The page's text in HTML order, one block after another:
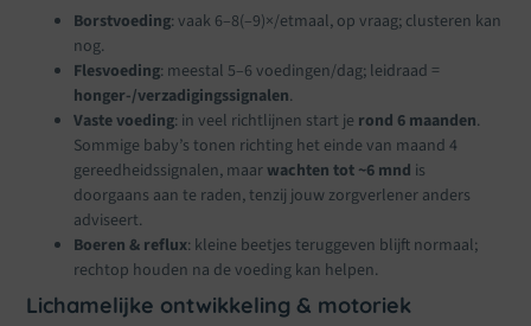
Borstvoeding: vaak 6–8(–9)×/etmaal, op vraag; clusteren kan
nog.
Flesvoeding: meestal 5–6 voedingen/dag; leidraad =
honger-/verzadigingssignalen.
Vaste voeding: in veel richtlijnen start je rond 6 maanden.
Sommige baby’s tonen richting het einde van maand 4
gereedheidssignalen, maarwachten tot ~6 mnd is
doorgaans aan te raden, tenzij jouw zorgverlener anders
adviseert.
Boeren & reflux: kleine beetjes teruggeven blijft normaal;
rechtop houden na de voeding kan helpen.
Lichamelijke ontwikkeling & motoriek